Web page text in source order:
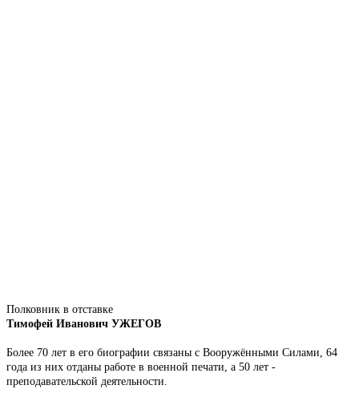
Полковник в отставке
Тимофей Иванович УЖЕГОВ
Более 70 лет в его биографии связаны с Вооружёнными Силами, 64
года из них отданы работе в военной печати, а 50 лет -
преподавательской деятельности.